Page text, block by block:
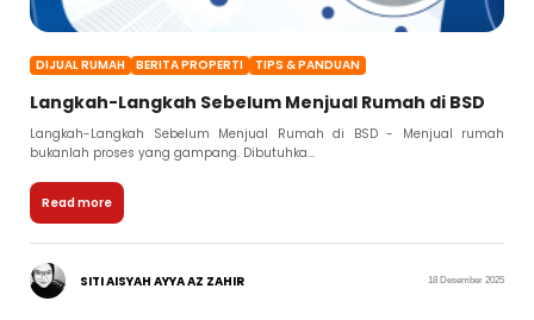
DIJUAL RUMAH BERITA PROPERTI TIPS & PANDUAN
Langkah-Langkah Sebelum Menjual Rumah di BSD
Langkah-Langkah Sebelum Menjual Rumah di BSD - Menjual rumah
bukanlah proses yang gampang. Dibutuhka...
Read more
SITI AISYAH AYYA AZ ZAHIR 18 Desember 2025